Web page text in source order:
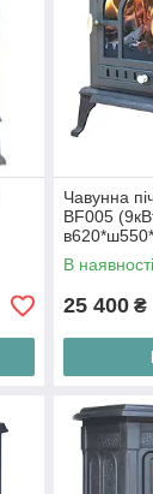
Чавунна
BF005
В наявності
25 400 ₴